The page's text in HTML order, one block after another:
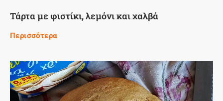
Τάρτα με φιστίκι, λεμόνι και χαλβά
Περισσότερα